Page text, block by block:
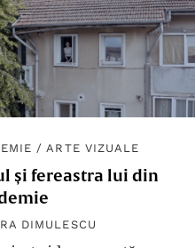
/ ARTE VIZUALE
și fereastra lui din
DIMULESCU